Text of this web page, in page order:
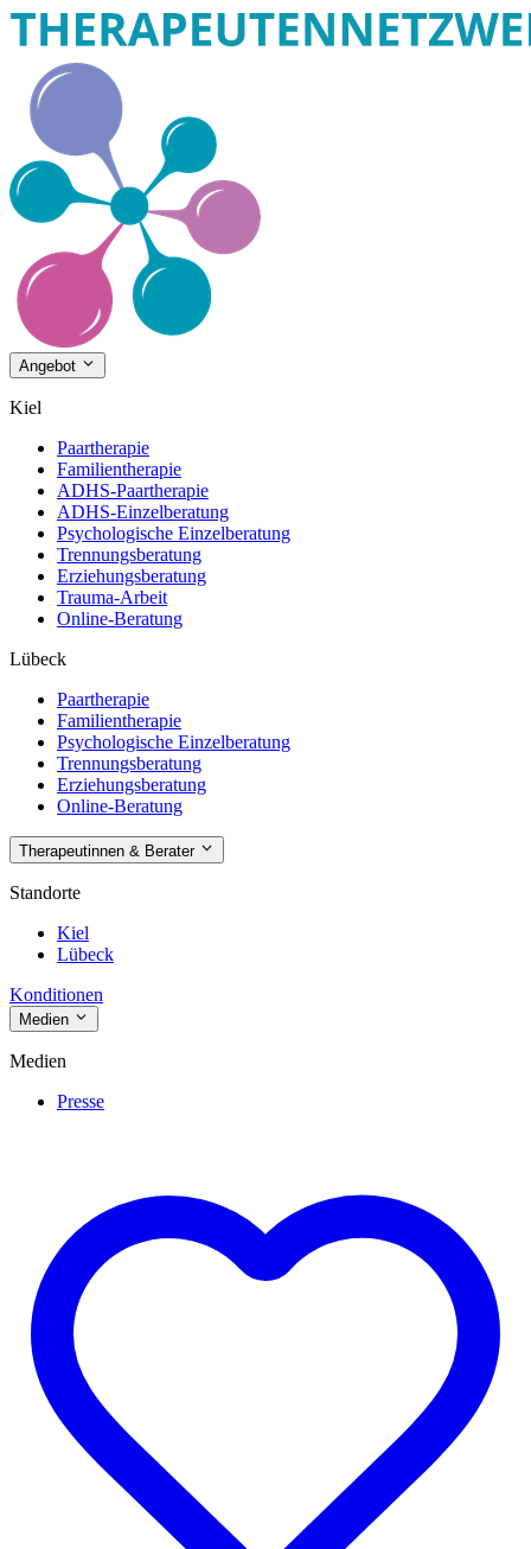
Angebot
Kiel
Paartherapie
Familientherapie
ADHS-Paartherapie
ADHS-Einzelberatung
Psychologische Einzelberatung
Trennungsberatung
Erziehungsberatung
Trauma-Arbeit
Online-Beratung
Lübeck
Paartherapie
Familientherapie
Psychologische Einzelberatung
Trennungsberatung
Erziehungsberatung
Online-Beratung
Therapeutinnen & Berater
Standorte
Kiel
Lübeck
Konditionen
Medien
Medien
Presse